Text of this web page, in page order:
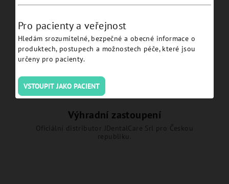
Výhradní zastoupení
Oficiální distributor JDentalCare Srl pro Českou
republiku.
Pro pacienty a veřejnost
Hledám srozumitelné, bezpečné a obecné informace o
produktech, postupech a možnostech péče, které jsou
určeny pro pacienty.
VSTOUPIT JAKO PACIENT